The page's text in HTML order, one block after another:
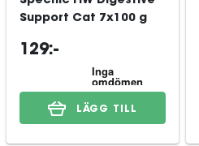
Support Cat 7x100 g
129:-
LÄGG TILL